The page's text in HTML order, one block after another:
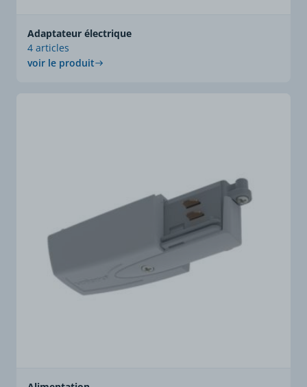
Adaptateur électrique
4 articles
voir le produit